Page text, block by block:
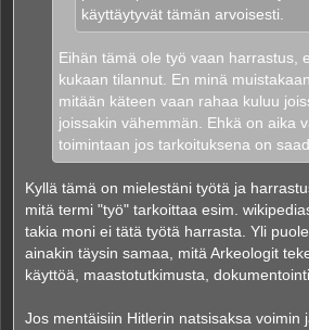
käyttäytyvät tämän arvoisesti.
Eihän tämä ole työ vaan harrastus,
kukaan tilannut. En minä
mitään käteen vaan rahaa kuluu
joissakin vähemmän. Ehkä on aika
toimintaan jos tarkoituksena on
Kyllä tämä on mielestäni työtä ja
mitä termi "työ" tarkoittaa esim.
takia moni ei tätä työtä harrasta. Yli
ainakin täysin samaa, mitä Arkeologit
käyttöä, maastotutkimusta,
Jos mentäisiin Hitlerin natsisaksa voimin